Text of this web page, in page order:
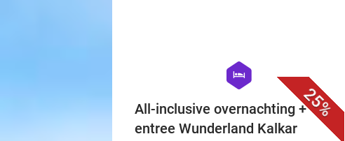
25%
hexagon
hotel
All-inclusive overnachting +
entree Wunderland Kalkar